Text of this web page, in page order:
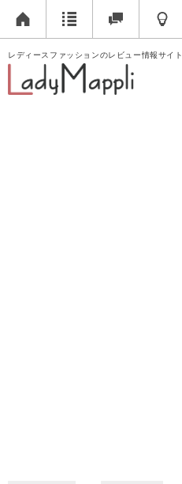
レディースファッションのレビュー情報サイト